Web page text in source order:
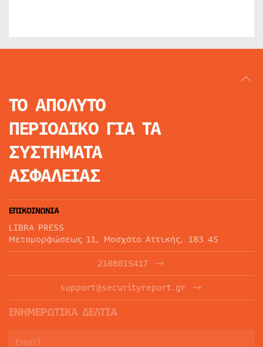
ΤΟ ΑΠΟΛΥΤΟ
ΠΕΡΙΟΔΙΚΟ ΓΙΑ ΤΑ
ΣΥΣΤΗΜΑΤΑ
ΑΣΦΑΛΕΙΑΣ
ΕΠΙΚΟΙΝΩΝΙΑ
LIBRA PRESS
Μεταμορφώσεως 11, Μοσχάτο Αττικής, 183 45
2108815417
support@securityreport.gr
ΕΝΗΜΕΡΩΤΙΚΑ ΔΕΛΤΙΑ